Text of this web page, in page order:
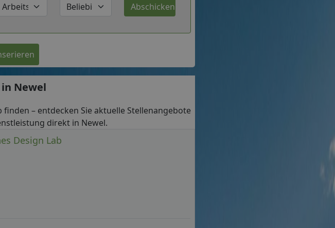
Newel
– entdecken Sie aktuelle Stellenangebote
direkt in Newel.
Design Lab